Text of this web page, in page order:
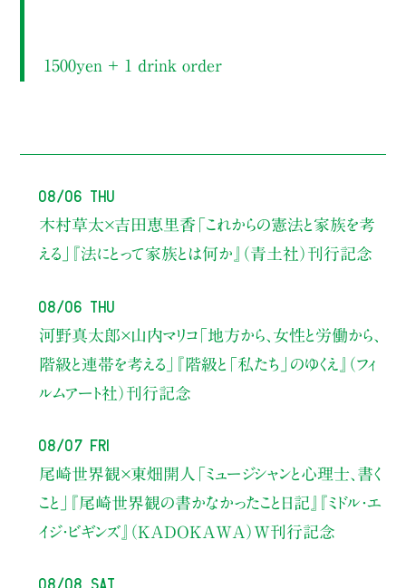
1500yen ＋ 1 drink order
08/06 Thu
木村草太×吉田恵里香 「これからの憲法と家族を考
える」
『法にとって家族とは何か』（青土社）刊行記念
08/06 Thu
河野真太郎×山内マリコ「地方から、女性と労働から、
階級と連帯を考える」
『階級と「私たち」のゆくえ』（フィ
ルムアート社）刊行記念
08/07 Fri
尾崎世界観×東畑開人
「ミュージシャンと心理士、書く
こと」
『尾崎世界観の書かなかったこと日記』『ミドル・エ
イジ・ビギンズ』（KADOKAWA）W刊行記念
08/08 Sat